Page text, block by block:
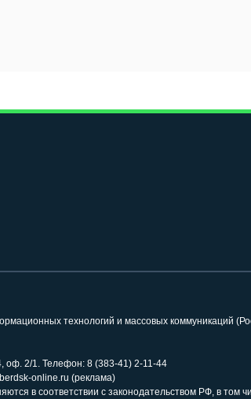
технологий и массовых коммуникаций
оф. 2/1. Телефон: 8 (383-41) 2-11-44
online.ru (реклама)
в соответствии с законодательством РФ, в том